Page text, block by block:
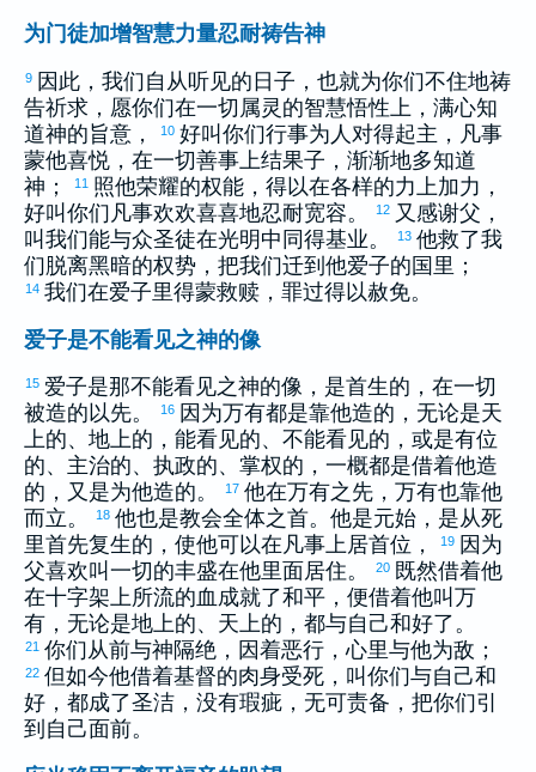
为门徒加增智慧力量忍耐祷告神
9 因此，我们自从听见的日子，也就为你们不住地祷
告祈求，愿你们在一切属灵的智慧悟性上，满心知
道神的旨意，
10 好叫你们行事为人对得起主，凡事
蒙他喜悦，在一切善事上结果子，渐渐地多知道
神；
11 照他荣耀的权能，得以在各样的力上加力，
好叫你们凡事欢欢喜喜地忍耐宽容。
12 又感谢父，
叫我们能与众圣徒在光明中同得基业。
13 他救了我
们脱离黑暗的权势，把我们迁到他爱子的国里；
14 我们在爱子里得蒙救赎，罪过得以赦免。
爱子是不能看见之神的像
15 爱子是那不能看见之神的像，是首生的，在一切
被造的以先。
16 因为万有都是靠他造的，无论是天
上的、地上的，能看见的、不能看见的，或是有位
的、主治的、执政的、掌权的，一概都是借着他造
的，又是为他造的。
17 他在万有之先，万有也靠他
而立。
18 他也是教会全体之首。他是元始，是从死
里首先复生的，使他可以在凡事上居首位，
19 因为
父喜欢叫一切的丰盛在他里面居住。
20 既然借着他
在十字架上所流的血成就了和平，便借着他叫万
有，无论是地上的、天上的，都与自己和好了。
21 你们从前与神隔绝，因着恶行，心里与他为敌；
22 但如今他借着基督的肉身受死，叫你们与自己和
好，都成了圣洁，没有瑕疵，无可责备，把你们引
到自己面前。